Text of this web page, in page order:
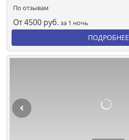
По отзывам
От4500 руб. за 1 ночь
ПОДРОБНЕЕ